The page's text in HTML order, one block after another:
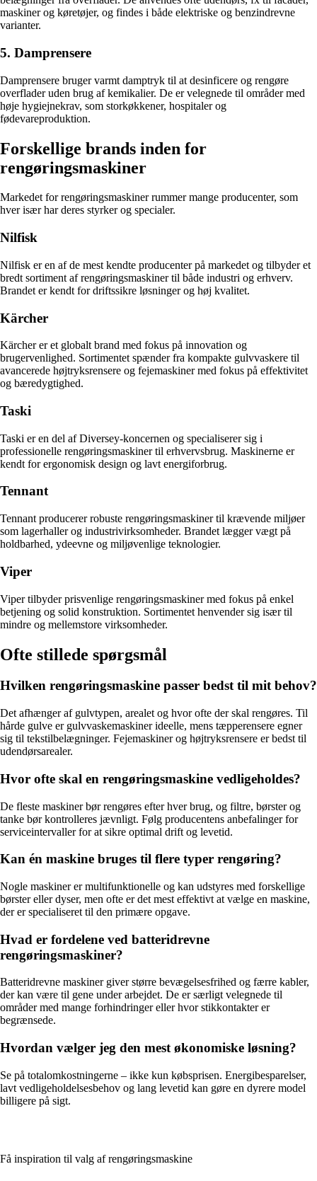
maskiner og køretøjer, og findes i både elektriske og benzindrevne
varianter.
5. Damprensere
Damprensere bruger varmt damptryk til at desinficere og rengøre
overflader uden brug af kemikalier. De er velegnede til områder med
høje hygiejnekrav, som storkøkkener, hospitaler og
fødevareproduktion.
Forskellige brands inden for
rengøringsmaskiner
Markedet for rengøringsmaskiner rummer mange producenter, som
hver især har deres styrker og specialer.
Nilfisk
Nilfisk er en af de mest kendte producenter på markedet og tilbyder et
bredt sortiment af rengøringsmaskiner til både industri og erhverv.
Brandet er kendt for driftssikre løsninger og høj kvalitet.
Kärcher
Kärcher er et globalt brand med fokus på innovation og
brugervenlighed. Sortimentet spænder fra kompakte gulvvaskere til
avancerede højtryksrensere og fejemaskiner med fokus på effektivitet
og bæredygtighed.
Taski
Taski er en del af Diversey-koncernen og specialiserer sig i
professionelle rengøringsmaskiner til erhvervsbrug. Maskinerne er
kendt for ergonomisk design og lavt energiforbrug.
Tennant
Tennant producerer robuste rengøringsmaskiner til krævende miljøer
som lagerhaller og industrivirksomheder. Brandet lægger vægt på
holdbarhed, ydeevne og miljøvenlige teknologier.
Viper
Viper tilbyder prisvenlige rengøringsmaskiner med fokus på enkel
betjening og solid konstruktion. Sortimentet henvender sig især til
mindre og mellemstore virksomheder.
Ofte stillede spørgsmål
Hvilken rengøringsmaskine passer bedst til mit behov?
Det afhænger af gulvtypen, arealet og hvor ofte der skal rengøres. Til
hårde gulve er gulvvaskemaskiner ideelle, mens tæpperensere egner
sig til tekstilbelægninger. Fejemaskiner og højtryksrensere er bedst til
udendørsarealer.
Hvor ofte skal en rengøringsmaskine vedligeholdes?
De fleste maskiner bør rengøres efter hver brug, og filtre, børster og
tanke bør kontrolleres jævnligt. Følg producentens anbefalinger for
serviceintervaller for at sikre optimal drift og levetid.
Kan én maskine bruges til flere typer rengøring?
Nogle maskiner er multifunktionelle og kan udstyres med forskellige
børster eller dyser, men ofte er det mest effektivt at vælge en maskine,
der er specialiseret til den primære opgave.
Hvad er fordelene ved batteridrevne
rengøringsmaskiner?
Batteridrevne maskiner giver større bevægelsesfrihed og færre kabler,
der kan være til gene under arbejdet. De er særligt velegnede til
områder med mange forhindringer eller hvor stikkontakter er
begrænsede.
Hvordan vælger jeg den mest økonomiske løsning?
Se på totalomkostningerne – ikke kun købsprisen. Energibesparelser,
lavt vedligeholdelsesbehov og lang levetid kan gøre en dyrere model
billigere på sigt.
Få inspiration til valg af rengøringsmaskine